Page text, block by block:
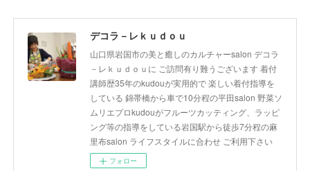
デコラ－レｋｕｄｏｕ
山口県岩国市の美と癒しのカルチャーsalon デコラ
－レｋｕｄｏｕに ご訪問有り難うございます 着付
講師歴35年のkudouが実用的で 楽しい着付指導を
している 錦帯橋から車で10分程の平田salon 野菜ソ
ムリエプロkudouがフルーツカッティング、ラッピ
ング等の指導をしている岩国駅から徒歩7分程の麻
里布salon ライフスタイルに合わせ ご利用下さい
フォロー